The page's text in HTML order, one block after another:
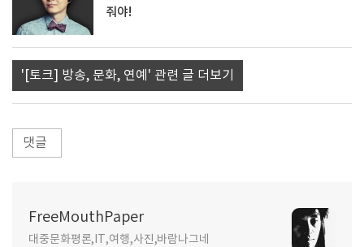
줘야!
'[토크] 방송, 문화, 연예' 관련 글 더보기
댓글
FreeMouthPaper
대중문화평론,IT,여행,사진,바람나그네